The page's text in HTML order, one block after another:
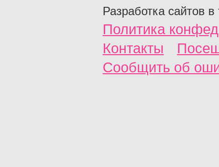
Разработка сайтов в
Политика
Контакты
Сообщить об